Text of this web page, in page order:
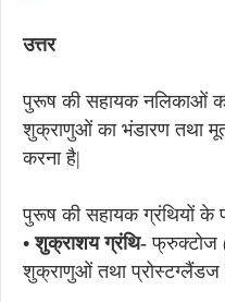
उत्तर
पुरूष की सहायक नलिकाओं
शुक्राणुओं का भंडारण तथा
करना है|
पुरूष की सहायक ग्रंथियों के
• शुक्राशय ग्रंथि- फ्रुक्टोज
शुक्राणुओं तथा प्रोस्टग्लैंडज